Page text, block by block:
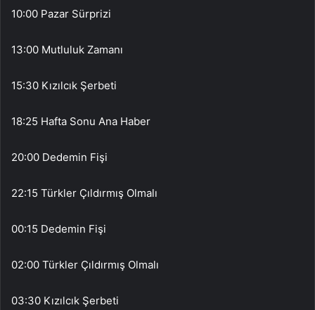
10:00 Pazar Sürprizi
13:00 Mutluluk Zamanı
15:30 Kızılcık Şerbeti
18:25 Hafta Sonu Ana Haber
20:00 Dedemin Fişi
22:15 Türkler Çıldırmış Olmalı
00:15 Dedemin Fişi
02:00 Türkler Çıldırmış Olmalı
03:30 Kızılcık Şerbeti